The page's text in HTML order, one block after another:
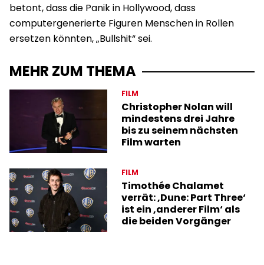
betont, dass die Panik in Hollywood, dass
computergenerierte Figuren Menschen in Rollen
ersetzen könnten, „Bullshit“ sei.
MEHR ZUM THEMA
FILM
Christopher Nolan will
mindestens drei Jahre
bis zu seinem nächsten
Film warten
FILM
Timothée Chalamet
verrät: ‚Dune: Part Three‘
ist ein ‚anderer Film‘ als
die beiden Vorgänger